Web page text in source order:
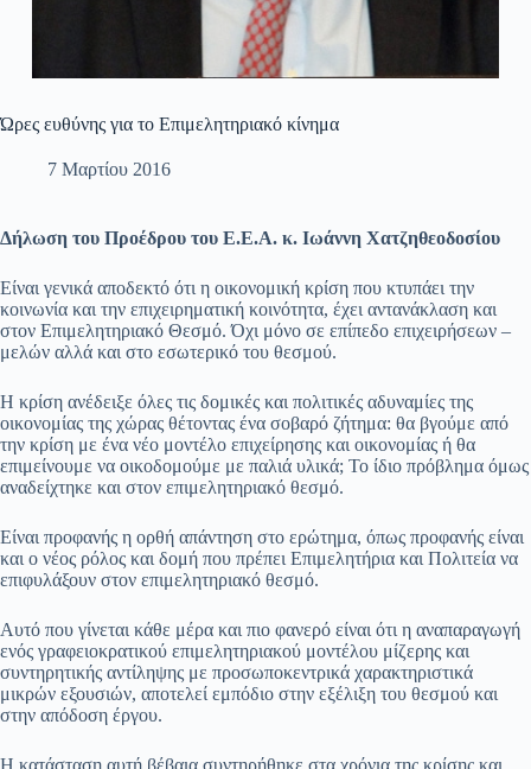
Ώρες ευθύνης για το Επιμελητηριακό κίνημα
7 Μαρτίου 2016
Δήλωση του Προέδρου του Ε.Ε.Α. κ. Ιωάννη Χατζηθεοδοσίου
Είναι γενικά αποδεκτό ότι η οικονομική κρίση που κτυπάει την
κοινωνία και την επιχειρηματική κοινότητα, έχει αντανάκλαση και
στον Επιμελητηριακό Θεσμό. Όχι μόνο σε επίπεδο επιχειρήσεων –
μελών αλλά και στο εσωτερικό του θεσμού.
Η κρίση ανέδειξε όλες τις δομικές και πολιτικές αδυναμίες της
οικονομίας της χώρας θέτοντας ένα σοβαρό ζήτημα: θα βγούμε από
την κρίση με ένα νέο μοντέλο επιχείρησης και οικονομίας ή θα
επιμείνουμε να οικοδομούμε με παλιά υλικά; Το ίδιο πρόβλημα όμως
αναδείχτηκε και στον επιμελητηριακό θεσμό.
Είναι προφανής η ορθή απάντηση στο ερώτημα, όπως προφανής είναι
και ο νέος ρόλος και δομή που πρέπει Επιμελητήρια και Πολιτεία να
επιφυλάξουν στον επιμελητηριακό θεσμό.
Αυτό που γίνεται κάθε μέρα και πιο φανερό είναι ότι η αναπαραγωγή
ενός γραφειοκρατικού επιμελητηριακού μοντέλου μίζερης και
συντηρητικής αντίληψης με προσωποκεντρικά χαρακτηριστικά
μικρών εξουσιών, αποτελεί εμπόδιο στην εξέλιξη του θεσμού και
στην απόδοση έργου.